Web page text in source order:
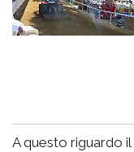
A questo riguardo il